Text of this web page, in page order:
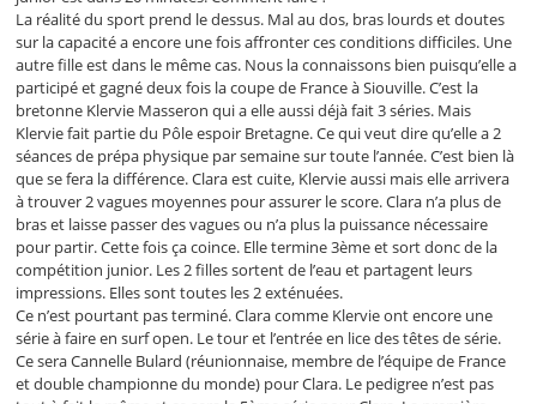
La réalité du sport prend le dessus. Mal au dos, bras lourds et doutes
sur la capacité a encore une fois affronter ces conditions difficiles. Une
autre fille est dans le même cas. Nous la connaissons bien puisqu’elle a
participé et gagné deux fois la coupe de France à Siouville. C’est la
bretonne Klervie Masseron qui a elle aussi déjà fait 3 séries. Mais
Klervie fait partie du Pôle espoir Bretagne. Ce qui veut dire qu’elle a 2
séances de prépa physique par semaine sur toute l’année. C’est bien là
que se fera la différence. Clara est cuite, Klervie aussi mais elle arrivera
à trouver 2 vagues moyennes pour assurer le score. Clara n’a plus de
bras et laisse passer des vagues ou n’a plus la puissance nécessaire
pour partir. Cette fois ça coince. Elle termine 3ème et sort donc de la
compétition junior. Les 2 filles sortent de l’eau et partagent leurs
impressions. Elles sont toutes les 2 exténuées.
Ce n’est pourtant pas terminé. Clara comme Klervie ont encore une
série à faire en surf open. Le tour et l’entrée en lice des têtes de série.
Ce sera Cannelle Bulard (réunionnaise, membre de l’équipe de France
et double championne du monde) pour Clara. Le pedigree n’est pas